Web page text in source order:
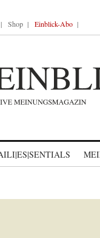
Shop Einblick-Abo